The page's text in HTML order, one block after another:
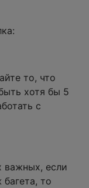
то, что
хотя бы 5
с
важных, если
то